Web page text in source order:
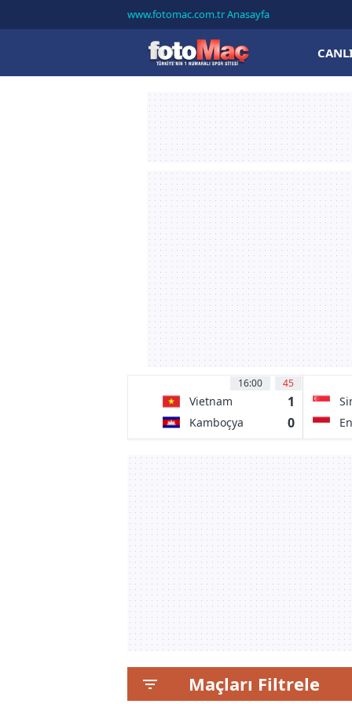
www.fotomac.com.tr Anasayfa
16:00 45
Vietnam 1
Kamboçya 0
Maçları Filtrele